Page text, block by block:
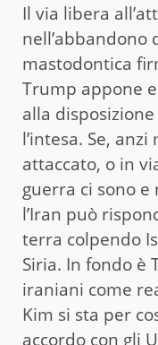
Il via libera
nell’abbandono
mastodontica
Trump appone
alla
l’intesa. Se,
attaccato, o in
guerra ci sono
l’Iran può
terra colpendo
Siria. In fondo è
iraniani come
Kim si sta per
accordo con gli